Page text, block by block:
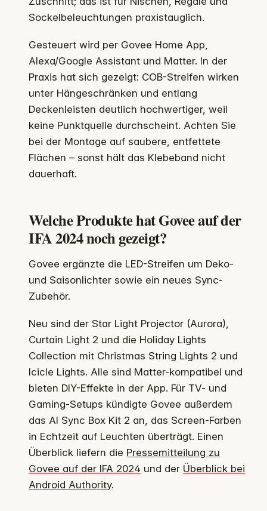
Sockelbeleuchtungen praxistauglich.
Gesteuert wird per Govee Home App,
Alexa/Google Assistant und Matter. In der
Praxis hat sich gezeigt: COB-Streifen wirken
unter Hängeschränken und entlang
Deckenleisten deutlich hochwertiger, weil
keine Punktquelle durchscheint. Achten Sie
bei der Montage auf saubere, entfettete
Flächen – sonst hält das Klebeband nicht
dauerhaft.
Welche Produkte hat Govee auf der
IFA 2024 noch gezeigt?
Govee ergänzte die LED-Streifen um Deko-
und Saisonlichter sowie ein neues Sync-
Zubehör.
Neu sind der Star Light Projector (Aurora),
Curtain Light 2 und die Holiday Lights
Collection mit Christmas String Lights 2 und
Icicle Lights. Alle sind Matter-kompatibel und
bieten DIY-Effekte in der App. Für TV- und
Gaming-Setups kündigte Govee außerdem
das AI Sync Box Kit 2 an, das Screen-Farben
in Echtzeit auf Leuchten überträgt. Einen
Überblick liefern die Pressemitteilung zu
Govee auf der IFA 2024 und der Überblick bei
Android Authority.